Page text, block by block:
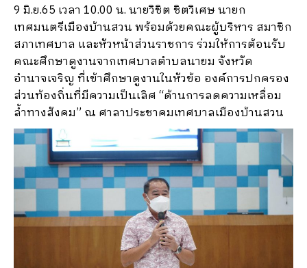
9 มิ.ย.65 เวลา 10.00 น. นายวิชิต ชิตวิเศษ นายก
เทศมนตรีเมืองบ้านสวน พร้อมด้วยคณะผู้บริหาร สมาชิก
สภาเทศบาล และหัวหน้าส่วนราชการ ร่วมให้การต้อนรับ
คณะศึกษาดูงานจากเทศบาลตำบลนายม จังหวัด
อำนาจเจริญ ที่เข้าศึกษาดูงานในหัวข้อ องค์การปกครอง
ส่วนท้องถิ่นที่มีความเป็นเลิศ “ด้านการลดความเหลื่อม
ล้ำทางสังคม” ณ ศาลาประชาคมเทศบาลเมืองบ้านสวน